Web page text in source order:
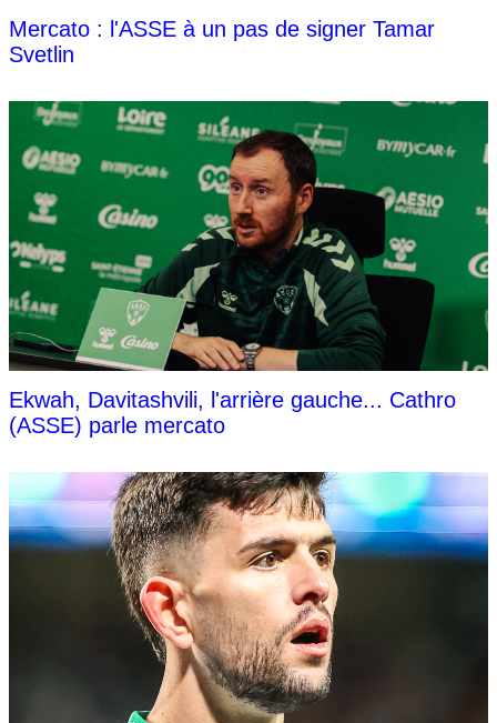
Mercato : l'ASSE à un pas de signer Tamar
Svetlin
Ekwah, Davitashvili, l'arrière gauche... Cathro
(ASSE) parle mercato